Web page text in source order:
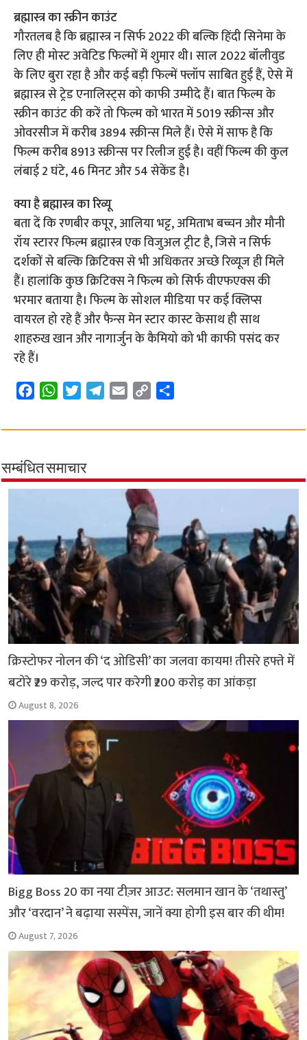
ब्रह्मास्त्र का स्क्रीन काउंट
गौरतलब है कि ब्रह्मास्त्र न सिर्फ 2022 की बल्कि हिंदी सिनेमा के
लिए ही मोस्ट अवेटिड फिल्मों में शुमार थी। साल 2022 बॉलीवुड
के लिए बुरा रहा है और कई बड़ी फिल्में फ्लॉप साबित हुई हैं, ऐसे में
ब्रह्मास्त्र से ट्रेड एनालिस्ट्स को काफी उम्मीदे हैं। बात फिल्म के
स्क्रीन काउंट की करें तो फिल्म को भारत में 5019 स्क्रीन्स और
ओवरसीज में करीब 3894 स्क्रीन्स मिले हैं। ऐसे में साफ है कि
फिल्म करीब 8913 स्क्रीन्स पर रिलीज हुई है। वहीं फिल्म की कुल
लंबाई 2 घंटे, 46 मिनट और 54 सेकेंड है।
क्या है ब्रह्मास्त्र का रिव्यू
बता दें कि रणबीर कपूर, आलिया भट्ट, अमिताभ बच्चन और मौनी
रॉय स्टारर फिल्म ब्रह्मास्त्र एक विजुअल ट्रीट है, जिसे न सिर्फ
दर्शकों से बल्कि क्रिटिक्स से भी अधिकतर अच्छे रिव्यूज ही मिले
हैं। हालांकि कुछ क्रिटिक्स ने फिल्म को सिर्फ वीएफएक्स की
भरमार बताया है। फिल्म के सोशल मीडिया पर कई क्लिप्स
वायरल हो रहे हैं और फैन्स मेन स्टार कास्ट केसाथ ही साथ
शाहरुख खान और नागार्जुन के कैमियो को भी काफी पसंद कर
रहे हैं।
c
b
o
W
a
s
A
i
t
e
l
r
a
p
i
n
k
a
सम्बंधित समाचार
क्रिस्टोफर नोलन की ‘द ओडिसी’ का जलवा कायम! तीसरे हफ्ते में
बटोरे ₹29 करोड़, जल्द पार करेगी ₹200 करोड़ का आंकड़ा
August 8, 2026
Bigg Boss 20 का नया टीज़र आउट: सलमान खान के ‘तथास्तु’
और ‘वरदान’ ने बढ़ाया सस्पेंस, जानें क्या होगी इस बार की थीम!
August 7, 2026